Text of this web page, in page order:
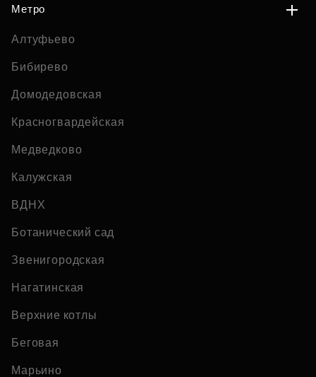
Метро
Алтуфьево
Бибирево
Домодедовская
Красногвардейская
Медведково
Калужская
ВДНХ
Ботанический сад
Звенигородская
Нагатинская
Верхние котлы
Беговая
Марьино